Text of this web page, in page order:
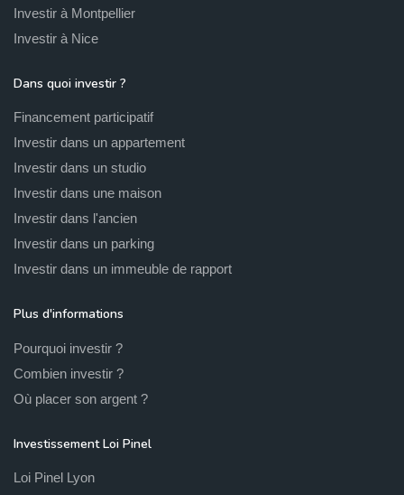
Investir à Montpellier
Investir à Nice
Dans quoi investir ?
Financement participatif
Investir dans un appartement
Investir dans un studio
Investir dans une maison
Investir dans l'ancien
Investir dans un parking
Investir dans un immeuble de rapport
Plus d'informations
Pourquoi investir ?
Combien investir ?
Où placer son argent ?
Investissement Loi Pinel
Loi Pinel Lyon